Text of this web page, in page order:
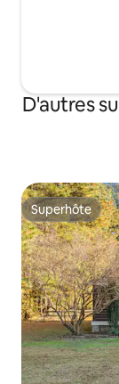
D'autres
Superhôte
Superhôte